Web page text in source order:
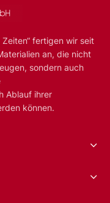
fertigen wir seit
an, die nicht
sondern auch
Ablauf ihrer
können.